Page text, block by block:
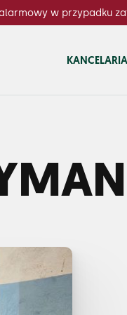
w przypadku
KANCELARIA